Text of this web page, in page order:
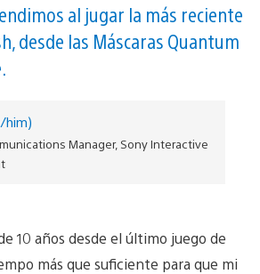
al jugar la más reciente
desde las Máscaras Quantum
him)
Manager, Sony Interactive
10 años desde el último juego de
más que suficiente para que mi